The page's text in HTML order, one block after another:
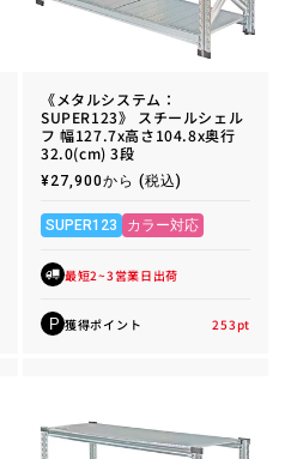
《メタルシステム：
SUPER123》 スチールシェル
フ 幅127.7x高さ104.8x奥行
32.0(cm) 3段
通
価
格
¥27,900から (税込)
SUPER123 カラー対応
最短2~3営業日出荷
P 獲得ポイント 253pt